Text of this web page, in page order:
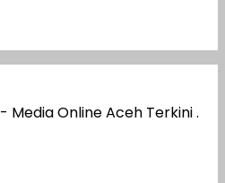
- Media Online Aceh Terkini .